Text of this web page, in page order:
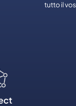
tutto il